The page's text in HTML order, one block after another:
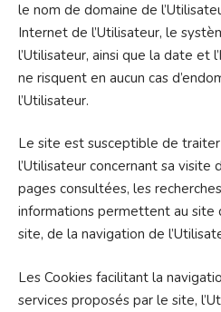
le nom de domaine de
Internet de l’Utilisateur, le
l’Utilisateur, ainsi que la date et
ne risquent en aucun cas
l’Utilisateur.
Le site est susceptible de
l’Utilisateur concernant sa visite
pages consultées, les
informations permettent au site
site, de la navigation de
Les Cookies facilitant la
services proposés par le site,